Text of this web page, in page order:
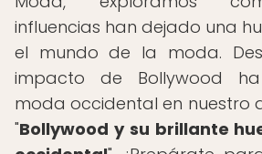
influencias han dejado una
el mundo de la moda.
impacto de Bollywood
moda occidental en nuestro
"Bollywood y su brillante